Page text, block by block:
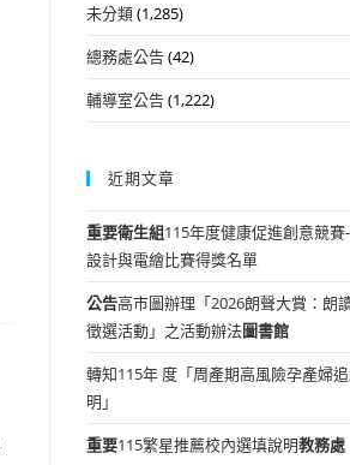
未分類(1,285)
總務處公告(42)
輔導室公告(1,222)
近期文章
重要衛生組115年度健康促進創意競
設計與電繪比賽得獎名單
公告高市圖辦理「2026朗聲大賞：朗
徵選活動」之活動辦法圖書館
轉知115年 度「周產期高風險孕產婦
明」
重要115繁星推薦校內選填說明教務處